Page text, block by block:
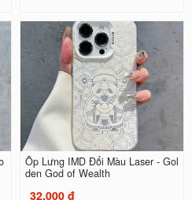
Ốp Lưng IMD Đổi Màu Laser - Gol
den God of Wealth
32.000 đ